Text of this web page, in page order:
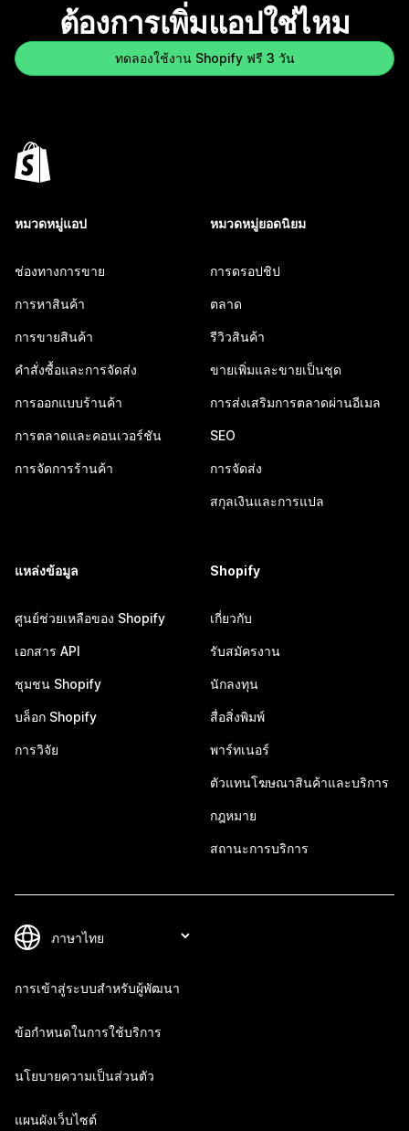
ต้องการเพิ่มแอปใช่ไหม
ทดลองใช้งาน Shopify ฟรี 3 วัน
หมวดหมู่แอป
ช่องทางการขาย
การหาสินค้า
การขายสินค้า
คำสั่งซื้อและการจัดส่ง
การออกแบบร้านค้า
การตลาดและคอนเวอร์ชัน
การจัดการร้านค้า
หมวดหมู่ยอดนิยม
การดรอปชิป
ตลาด
รีวิวสินค้า
ขายเพิ่มและขายเป็นชุด
การส่งเสริมการตลาดผ่านอีเมล
SEO
การจัดส่ง
สกุลเงินและการแปล
แหล่งข้อมูล
ศูนย์ช่วยเหลือของ Shopify
เอกสาร API
ชุมชน Shopify
บล็อก Shopify
การวิจัย
Shopify
เกี่ยวกับ
รับสมัครงาน
นักลงทุน
สื่อสิ่งพิมพ์
พาร์ทเนอร์
ตัวแทนโฆษณาสินค้าและบริการ
กฎหมาย
สถานะการบริการ
การเข้าสู่ระบบสำหรับผู้พัฒนา
ข้อกำหนดในการใช้บริการ
นโยบายความเป็นส่วนตัว
แผนผังเว็บไซต์